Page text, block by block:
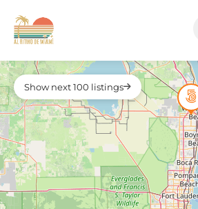
Show next 100 listings